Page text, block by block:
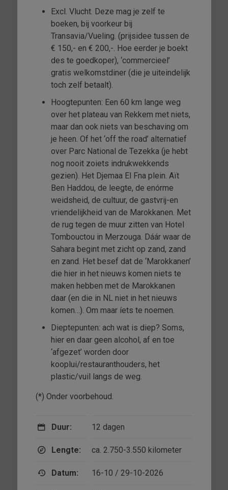
Excl. Vlucht. Deze mag je zelf te
boeken, bij voorkeur bij
Transavia/Vueling. (prijsidee tussen de
€ 150,- en € 200,-. Hoe eerder je boekt
des te goedkoper), ‘commercieel’
gratis welkomstdiner (die je uiteindelijk
toch zelf betaalt).
Hoogtepunten: Een 60 km lange weg
over het plateau van Rekkem met niets,
maar dan ook niets van beschaving om
je heen. Of het ‘off the road’ alternatief
over Parc National de Tezekka (je hebt
nog nooit zoiets indrukwekkends
gezien). Het Djemaa El Fna plein. Aït
Ben Haddou, de leegte, de enórme
weidsheid, de cultuur, de gastvrij-en
vriendelijkheid van de Marokkanen. Met
de rug tegen de muur zitten van Hotel
Tombouctou in Merzouga. Dáár waar de
Sahara begint met zicht op zand, zand
en zand. Het besef dat de ‘Marokkanen’
die hier in het nieuws komen niets te
maken hebben met de Marokkanen
daar (en die in NL niet in het nieuws
komen…). Om maar íets te noemen.
Dieptepunten: ach wat is diep? Soms,
hier en daar geen alcohol, af en toe
‘afgezet’ worden door
kooplui/restauranthouders, het
plastic/vuil langs de weg.
(*) Onder voorbehoud.
Duur: 12 dagen
Lengte: ca. 2.750-3.550 kilometer
Datum: 16-10 / 29-10-2026